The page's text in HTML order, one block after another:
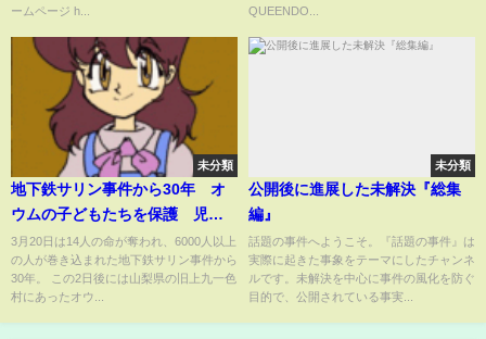
ームページ h...
QUEENDO...
未分類
地下鉄サリン事件から30年 オ
ウムの子どもたちを保護 児童
相談所の職員が見つめた心の軌
跡
3月20日は14人の命が奪われ、6000人以上
の人が巻き込まれた地下鉄サリン事件から
30年。 この2日後には山梨県の旧上九一色
村にあったオウ...
未分類
公開後に進展した未解決『総集
編』
話題の事件へようこそ。『話題の事件』は
実際に起きた事象をテーマにしたチャンネ
ルです。未解決を中心に事件の風化を防ぐ
目的で、公開されている事実...